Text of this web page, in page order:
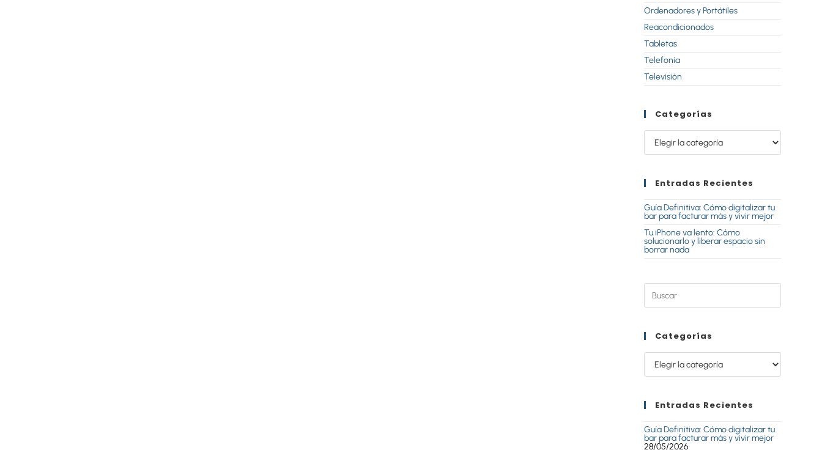
Ordenadores y Portátiles
Reacondicionados
Tabletas
Telefonía
Televisión
Categorías
Entradas Recientes
Guía Definitiva: Cómo digitalizar tu
bar para facturar más y vivir mejor
Tu iPhone va lento: Cómo
solucionarlo y liberar espacio sin
borrar nada
Categorías
Entradas Recientes
Guía Definitiva: Cómo digitalizar tu
bar para facturar más y vivir mejor
28/05/2026